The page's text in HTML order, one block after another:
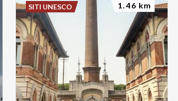
SITI UNESCO 1.46 km